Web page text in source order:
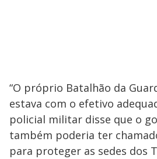
“O próprio Batalhão da
estava com o efetivo
policial militar disse que o
também poderia ter
para proteger as sedes dos